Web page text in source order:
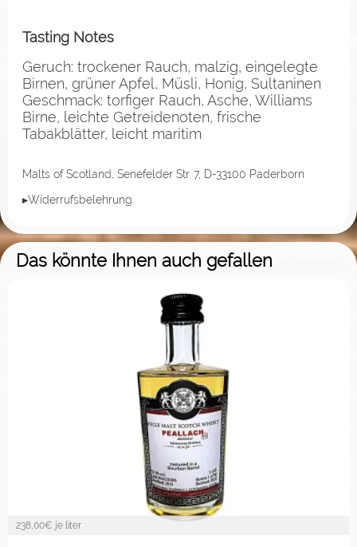
Tasting Notes
Geruch: trockener Rauch, malzig, eingelegte
Birnen, grüner Apfel, Müsli, Honig, Sultaninen
Geschmack: torfiger Rauch, Asche, Williams
Birne, leichte Getreidenoten, frische
Tabakblätter, leicht maritim
Malts of Scotland, Senefelder Str. 7, D-33100 Paderborn
▸Widerrufsbelehrung
Das könnte Ihnen auch gefallen
238,00€ je liter